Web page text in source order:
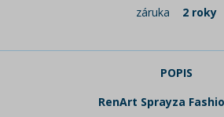
záruka
2 roky
POPIS
RenArt Sprayza